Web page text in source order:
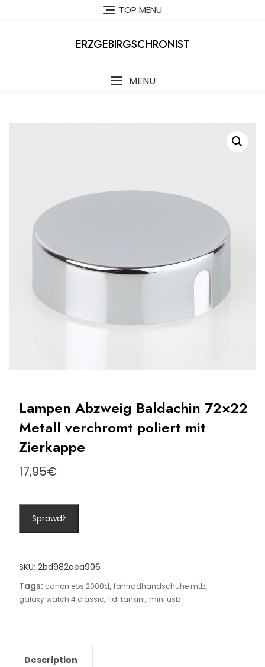
TOP MENU
ERZGEBIRGSCHRONIST
MENU
Lampen Abzweig Baldachin 72×22
Metall verchromt poliert mit
Zierkappe
17,95€
Sprawdź
SKU: 2bd982aea906
Tags: canon eos 2000d, fahrradhandschuhe mtb,
galaxy watch 4 classic, lidl tankini, mini usb
Description